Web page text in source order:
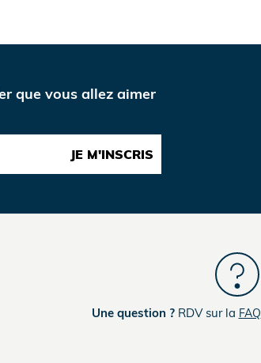
que vous allez aimer
JE M'INSCRIS
Une question ?RDV sur la FAQ